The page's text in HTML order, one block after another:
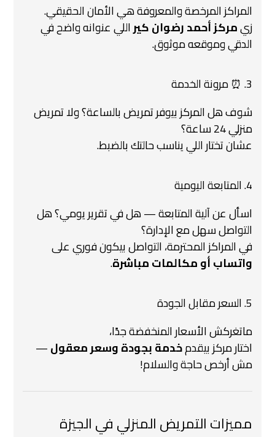
المراكز المرخصة والمعروفة هي الأمان الحقيقي.
زيمركز أحمد رضوان كيراللي عنوانه واضح في
الدقي وموقعه موثوق.
3. ⏰ مرونة الخدمة
شوف هل المركز بيوفر تمريض بالساعة؟ ولا تمريض
منزلي 24 ساعة؟
عشان تختار اللي يناسب حالتك بالضبط.
4. المتابعة اليومية
اسأل عن آلية المتابعة — هل في تقرير يومي؟ هل
التواصل سهل مع الإدارة؟
في المراكز المحترمة، التواصل بيكون فوري على
واتساب أو مكالمات مباشرة.
5. السعر مقابل الجودة
ماتغركش الأسعار المنخفضة جدًا،
اختار مركز بيقدمخدمة بجودة وسعر معقول—
مش أرخص حاجة والسلام!
مميزات التمريض المنزلي في الجيزة